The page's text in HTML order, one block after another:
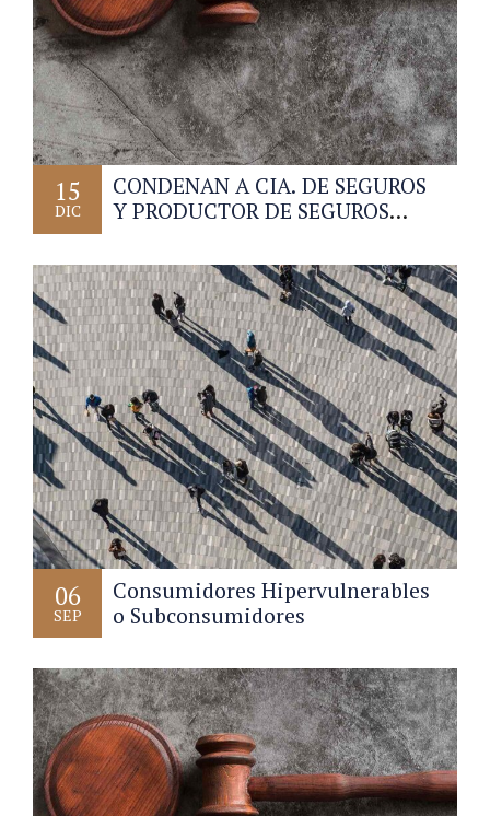
15
DIC
CONDENAN A CIA. DE SEGUROS
Y PRODUCTOR DE SEGUROS
INDEMNIZACION POR ALTERAR
LOS TERMINOS DE LA
COBERTURA SIN INFORMAR
DEBIDAMENTE AL ASEGURADO
06
SEP
Consumidores Hipervulnerables
o Subconsumidores